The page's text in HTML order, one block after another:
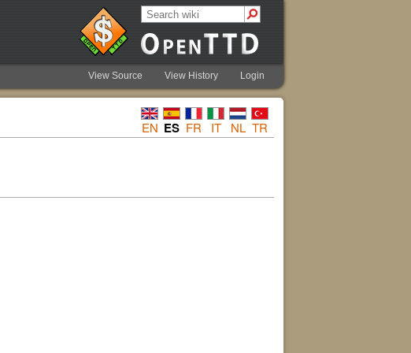
View Source View History Login
EN ES FR IT NL TR